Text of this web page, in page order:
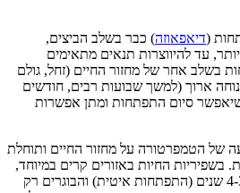
(דיאפאוזה) כבר בשלב הביצים,
עד להיווצרות תנאים מתאימים
בשלב אחר של מחזור החיים (זחל, גולם
ארוך (למשך שבועות רבים, חודשים
שיאפשר סיום התפתחות ומתן אפשרות
של הטמפרטורה על מחזור החיים ותוחלת
בשפיריות החיות באזורים קרים במיוחד,
הזחלים עשויים לחיות במים 4-3 שנים (התפתחות איטית) והבוגרים רק